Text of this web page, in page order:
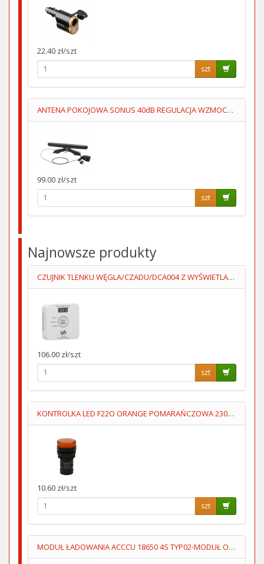
22.40 zł/szt
szt
ANTENA POKOJOWA SONUS 40dB REGULACJA WZMOCNIENIA
99.00 zł/szt
szt
Najnowsze produkty
CZUJNIK TLENKU WĘGLA/CZADU/DCA004 Z WYŚWIETLACZEM 2XAA LUMIO
106.00 zł/szt
szt
KONTROLKA LED F22O ORANGE POMARAŃCZOWA 230V AC FImontaź=22mm
10.60 zł/szt
szt
MODUŁ ŁADOWANIA ACCCU 18650 4S TYP02-MODUŁ OCHRONY ACCU 14.8